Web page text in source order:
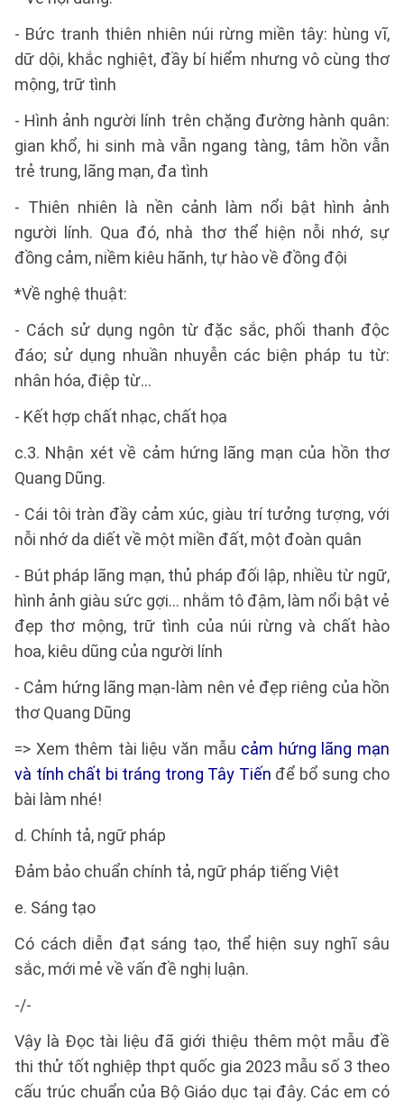
- Bức tranh thiên nhiên núi rừng miền tây: hùng vĩ,
dữ dội, khắc nghiệt, đầy bí hiểm nhưng vô cùng thơ
mộng, trữ tình
- Hình ảnh người lính trên chặng đường hành quân:
gian khổ, hi sinh mà vẫn ngang tàng, tâm hồn vẫn
trẻ trung, lãng mạn, đa tình
- Thiên nhiên là nền cảnh làm nổi bật hình ảnh
người lính. Qua đó, nhà thơ thể hiện nỗi nhớ, sự
đồng cảm, niềm kiêu hãnh, tự hào về đồng đội
*Về nghệ thuật:
- Cách sử dụng ngôn từ đặc sắc, phối thanh độc
đáo; sử dụng nhuần nhuyễn các biện pháp tu từ:
nhân hóa, điệp từ…
- Kết hợp chất nhạc, chất họa
c.3. Nhận xét về cảm hứng lãng mạn của hồn thơ
Quang Dũng.
- Cái tôi tràn đầy cảm xúc, giàu trí tưởng tượng, với
nỗi nhớ da diết về một miền đất, một đoàn quân
- Bút pháp lãng mạn, thủ pháp đối lập, nhiều từ ngữ,
hình ảnh giàu sức gợi… nhằm tô đậm, làm nổi bật vẻ
đẹp thơ mộng, trữ tình của núi rừng và chất hào
hoa, kiêu dũng của người lính
- Cảm hứng lãng mạn-làm nên vẻ đẹp riêng của hồn
thơ Quang Dũng
=> Xem thêm tài liệu văn mẫu cảm hứng lãng mạn
và tính chất bi tráng trong Tây Tiến để bổ sung cho
bài làm nhé!
d. Chính tả, ngữ pháp
Đảm bảo chuẩn chính tả, ngữ pháp tiếng Việt
e. Sáng tạo
Có cách diễn đạt sáng tạo, thể hiện suy nghĩ sâu
sắc, mới mẻ về vấn đề nghị luận.
-/-
Vậy là Đọc tài liệu đã giới thiệu thêm một mẫu đề
thi thử tốt nghiệp thpt quốc gia 2023 mẫu số 3 theo
cấu trúc chuẩn của Bộ Giáo dục tại đây. Các em có